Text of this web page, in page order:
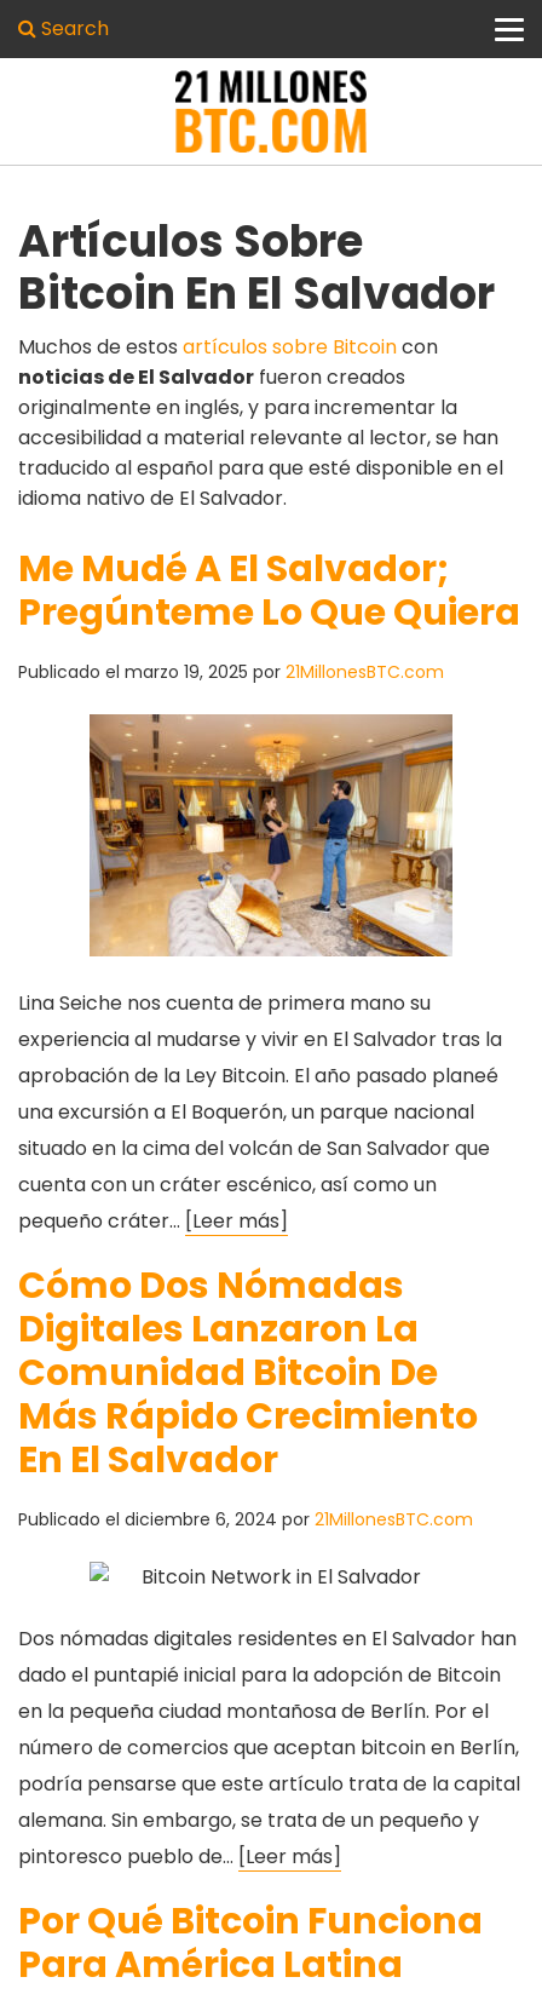
Search
Artículos Sobre
Bitcoin En El Salvador
Muchos de estos artículos sobre Bitcoincon
noticias de El Salvador fueron creados
originalmente en inglés, y para incrementar la
accesibilidad a material relevante al lector, se han
traducido al español para que esté disponible en el
idioma nativo de El Salvador.
Me Mudé A El Salvador;
Pregúnteme Lo Que Quiera
Publicado el marzo 19, 2025 por 21MillonesBTC.com
Lina Seiche nos cuenta de primera mano su
experiencia al mudarse y vivir en El Salvador tras la
aprobación de la Ley Bitcoin. El año pasado planeé
una excursión a El Boquerón, un parque nacional
situado en la cima del volcán de San Salvador que
cuenta con un cráter escénico, así como un
pequeño cráter… [Leer más]
Cómo Dos Nómadas
Digitales Lanzaron La
Comunidad Bitcoin De
Más Rápido Crecimiento
En El Salvador
Publicado el diciembre 6, 2024 por 21MillonesBTC.com
Dos nómadas digitales residentes en El Salvador han
dado el puntapié inicial para la adopción de Bitcoin
en la pequeña ciudad montañosa de Berlín. Por el
número de comercios que aceptan bitcoin en Berlín,
podría pensarse que este artículo trata de la capital
alemana. Sin embargo, se trata de un pequeño y
pintoresco pueblo de… [Leer más]
Por Qué Bitcoin Funciona
Para América Latina